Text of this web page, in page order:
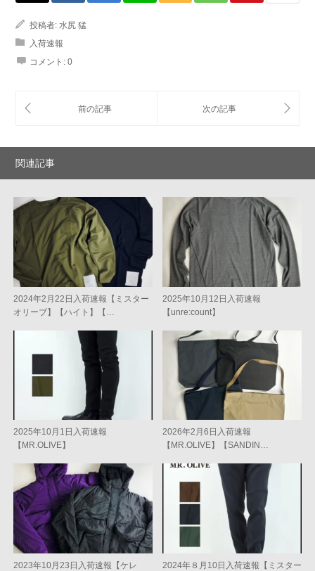
投稿者: 水尻 猛
入荷速報
コメント: 0
関連記事
2024年2月22日入荷速報【ミスター
オリーブ】【ハイト】【…
2025年10月12日入荷速報
【unre:count】
2025年10月1日入荷速報
【MR.OLIVE】
2026年2月6日入荷速報
【MR.OLIVE】【SANDIN…
2023年10月23日入荷速報【ケレ
2024年８月10日入荷速報【ミスター